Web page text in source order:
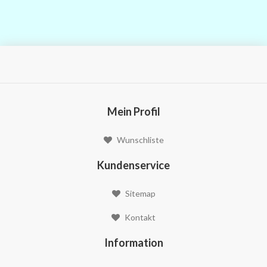
Mein Profil
Wunschliste
Kundenservice
Sitemap
Kontakt
Information